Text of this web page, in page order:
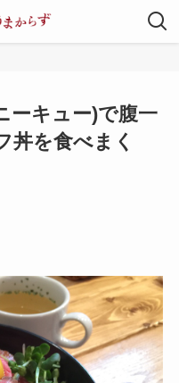
ーキュー)で腹一
丼を食べまく